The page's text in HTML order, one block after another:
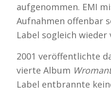
aufgenommen. EMI
Aufnahmen offenbar
Label sogleich
2001 veröffentlichte
vierte Album
Label entbrannte